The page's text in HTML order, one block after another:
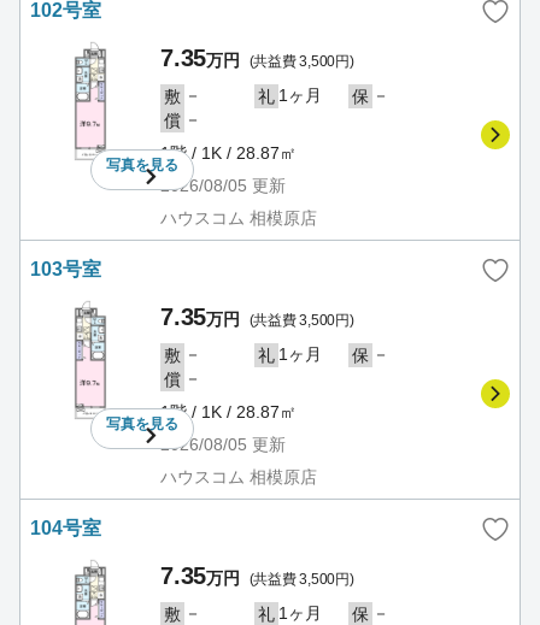
102号室
写真を見る
7.35万円 (共益費 3,500円)
敷 － 礼 1ヶ月 保 －
償 －
1階 / 1K / 28.87㎡
2026/08/05 更新
ハウスコム 相模原店
103号室
写真を見る
7.35万円 (共益費 3,500円)
敷 － 礼 1ヶ月 保 －
償 －
1階 / 1K / 28.87㎡
2026/08/05 更新
ハウスコム 相模原店
104号室
7.35万円 (共益費 3,500円)
敷 － 礼 1ヶ月 保 －